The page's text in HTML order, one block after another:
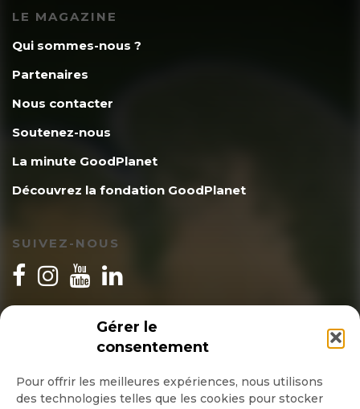
Gérer le
consentement
Pour offrir les meilleures expériences, nous utilisons
des technologies telles que les cookies pour stocker
LE MAGAZINE
Qui sommes-nous ?
Partenaires
Nous contacter
Soutenez-nous
La minute GoodPlanet
Découvrez la fondation GoodPlanet
SUIVEZ-NOUS
INSCRIPTION NEWSLETTER